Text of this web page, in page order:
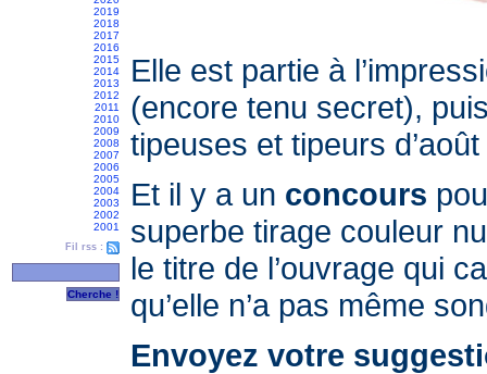
2019
2018
2017
2016
2015
2014
2013
2012
2011
2010
2009
2008
2007
2006
2005
2004
2003
2002
2001
Fil rss :
Elle est partie à
(encore tenu secret),
tipeuses et tipeurs
Et il y a un concours
superbe tirage couleur
le titre de l’ouvrage qui
qu’elle n’a pas même
Envoyez votre